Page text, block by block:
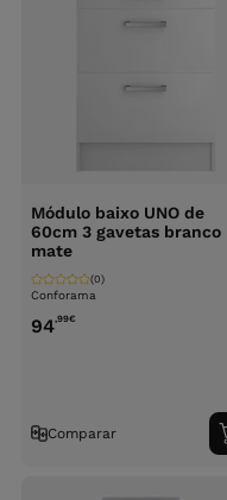
Módulo baixo UNO de
60cm 3 gavetas branco
mate
Conforama
(0)
94,99€
Comparar